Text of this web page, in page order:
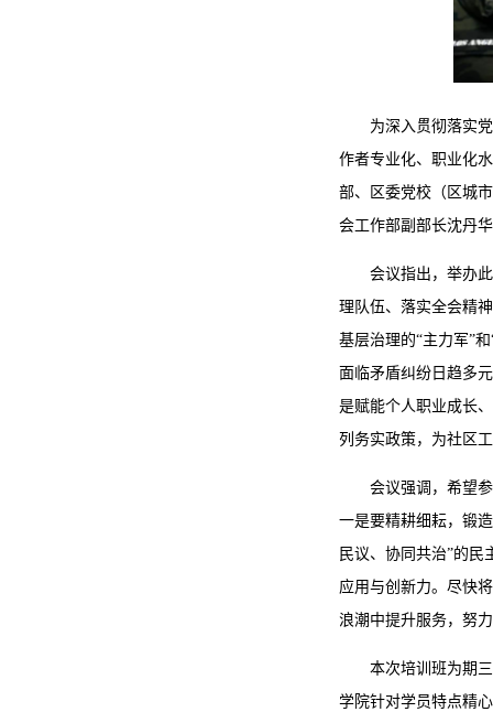
为深入贯彻落实
作者专业化、职业化
部、区委党校（区城
会工作部副部长沈丹
会议指出，举办
理队伍、落实全会精
基层治理的“主力军”
面临矛盾纠纷日趋多
是赋能个人职业成长
列务实政策，为社区
会议强调，希望
一是要精耕细耘，锻
民议、协同共治”的民
应用与创新力。尽快
浪潮中提升服务，努
本次培训班为期
学院针对学员特点精